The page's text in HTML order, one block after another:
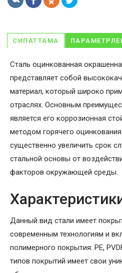
СИПАТТАМА
Сталь оцинкованная
представляет собой
материал, который широко
отраслях. Основным
является его коррозионная
методом горячего
существенно увеличить срок
стальной основы от
факторов окружающей среды.
Данный вид стали имеет
современным технологиям и
полимерного покрытия: PE,
типов покрытий имеет свои